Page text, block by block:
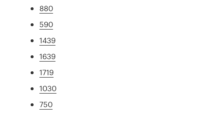
880
590
1439
1639
1719
1030
750